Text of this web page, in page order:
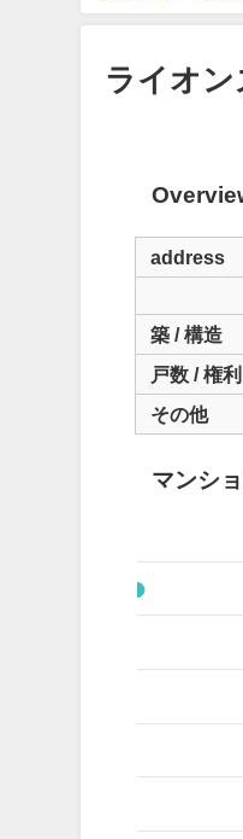
ライオン
address
築 / 構造
戸数 / 権利
その他
マンシ